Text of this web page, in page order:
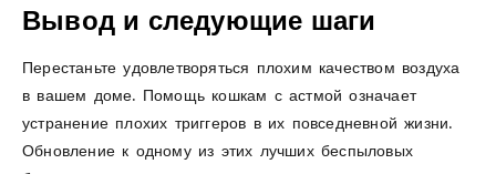
Вывод и следующие шаги
Перестаньте удовлетворяться плохим качеством воздуха
в вашем доме. Помощь кошкам с астмой означает
устранение плохих триггеров в их повседневной жизни.
Обновление к одному из этих лучших беспыловых